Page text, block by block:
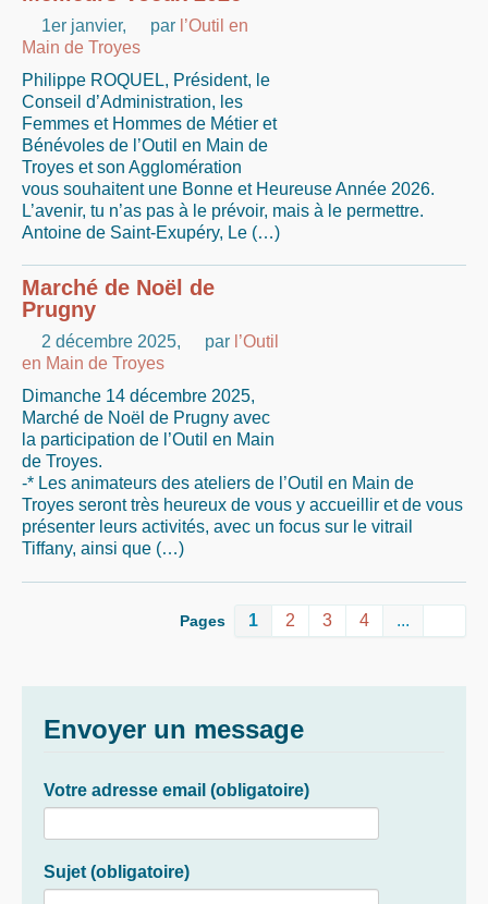
1er janvier, par l’Outil en
Main de Troyes
Philippe ROQUEL, Président, le
Conseil d’Administration, les
Femmes et Hommes de Métier et
Bénévoles de l’Outil en Main de
Troyes et son Agglomération
vous souhaitent une Bonne et Heureuse Année 2026.
L’avenir, tu n’as pas à le prévoir, mais à le permettre.
Antoine de Saint-Exupéry, Le (…)
Marché de Noël de
Prugny
2 décembre 2025, par l’Outil
en Main de Troyes
Dimanche 14 décembre 2025,
Marché de Noël de Prugny avec
la participation de l’Outil en Main
de Troyes.
-* Les animateurs des ateliers de l’Outil en Main de
Troyes seront très heureux de vous y accueillir et de vous
présenter leurs activités, avec un focus sur le vitrail
Tiffany, ainsi que (…)
Pages 1 2 3 4 ...
Envoyer un message
Votre adresse email (obligatoire)
Sujet (obligatoire)